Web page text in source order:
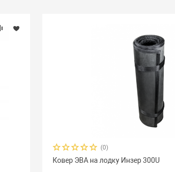
(0)
Ковер ЭВА на лодку Инзер 300U